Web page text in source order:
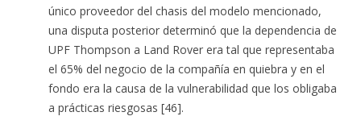
único proveedor del chasis del modelo mencionado,
una disputa posterior determinó que la dependencia de
UPF Thompson a Land Rover era tal que representaba
el 65% del negocio de la compañía en quiebra y en el
fondo era la causa de la vulnerabilidad que los obligaba
a prácticas riesgosas [46].